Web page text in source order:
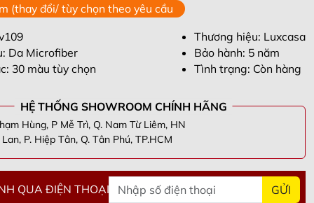
2,6x 0,85m (thay đổi/ tùy chọn theo yêu cầu
Da Microfiber
30 màu tùy chọn
Thương hiệu: Luxcasa
Bảo hành: 5 năm
Tình trạng: Còn hàng
HỆ THỐNG SHOWROOM CHÍNH HÃNG
Hùng, P Mễ Trì, Q. Nam Từ Liêm, HN
P. Hiệp Tân, Q. Tân Phú, TP.HCM
QUA ĐIỆN THOẠI GỬI